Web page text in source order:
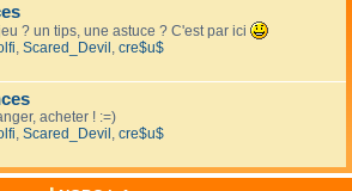
? un tips, une astuce ? C'est par ici
, Scared_Devil , cre$u$
acheter ! :=)
, Scared_Devil , cre$u$